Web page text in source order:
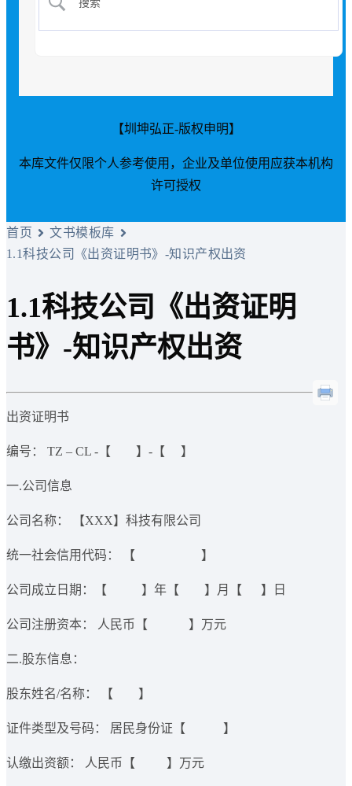
【圳坤弘正-版权申明】
本库文件仅限个人参考使用，企业及单位使用应获本机构
许可授权
首页
文书模板库
1.1科技公司《出资证明书》-知识产权出资
1.1科技公司《出资证明
书》-知识产权出资
出资证明书
编号：​ TZ – CL -【 】-【 】
一.公司信息
公司名称：​ 【XXX】科技有限公司
统一社会信用代码：​ 【 】
公司成立日期：​【 】年【 】月【 】日
公司注册资本：​ 人民币【 】万元
二.股东信息：
股东姓名/名称：​ 【 】
证件类型及号码：​ 居民身份证【 】
认缴出资额：​ 人民币【 】万元